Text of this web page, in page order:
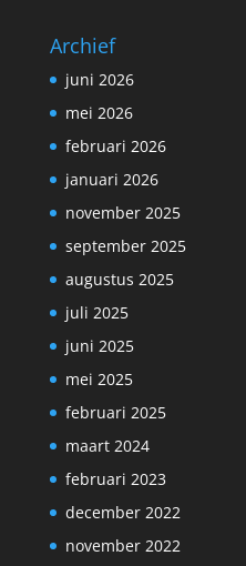
Archief
juni 2026
mei 2026
februari 2026
januari 2026
november 2025
september 2025
augustus 2025
juli 2025
juni 2025
mei 2025
februari 2025
maart 2024
februari 2023
december 2022
november 2022